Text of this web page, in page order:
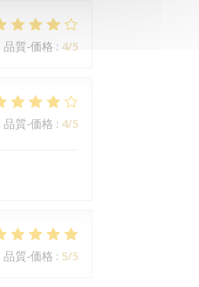
品質-価格 : 4/5
品質-価格 : 4/5
品質-価格 : 5/5